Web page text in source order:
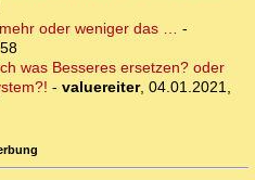
oder weniger das … -
was Besseres ersetzen? oder
- valuereiter, 04.01.2021,